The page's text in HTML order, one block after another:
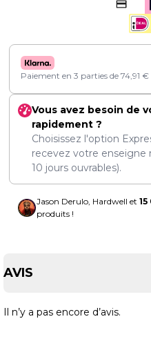
Paiement en 3 parties de 74,91 €
Vous avez besoin de
rapidement ?
Choisissez l'option
recevez votre enseigne
10 jours ouvrables).
Jason Derulo, Hardwell et
produits !
AVIS
Il n’y a pas encore d’avis.